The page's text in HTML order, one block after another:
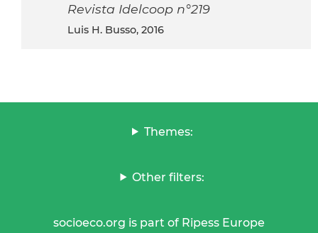
Revista Idelcoop n°219
Luis H. Busso, 2016
Themes:
Other filters:
socioeco.org is part of Ripess Europe